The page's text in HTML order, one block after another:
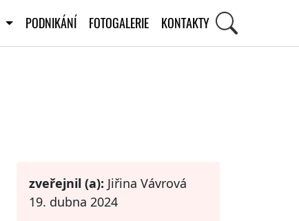
PODNIKÁNÍ FOTOGALERIE KONTAKTY
zveřejnil (a): Jiřina Vávrová
19. dubna 2024